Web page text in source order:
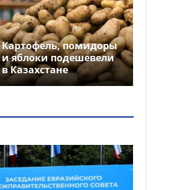
Картофель, помидоры
и яблоки подешевели
в Казахстане